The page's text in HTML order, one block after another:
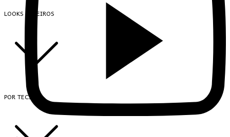
LOOKS INTEIROS
POR TECIDO